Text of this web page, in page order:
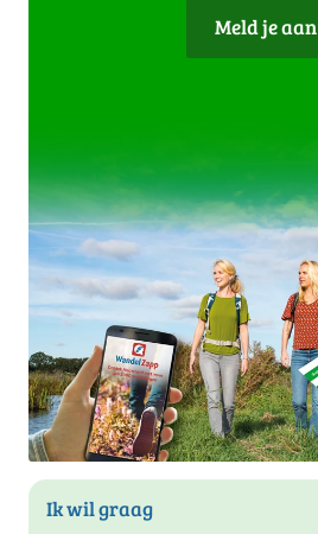
Meld je aan
Ik wil graag